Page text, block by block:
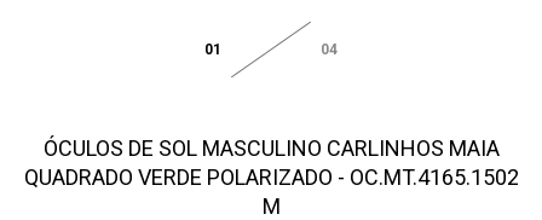
01 04
ÓCULOS DE SOL MASCULINO CARLINHOS MAIA
QUADRADO VERDE POLARIZADO - OC.MT.4165.1502
M